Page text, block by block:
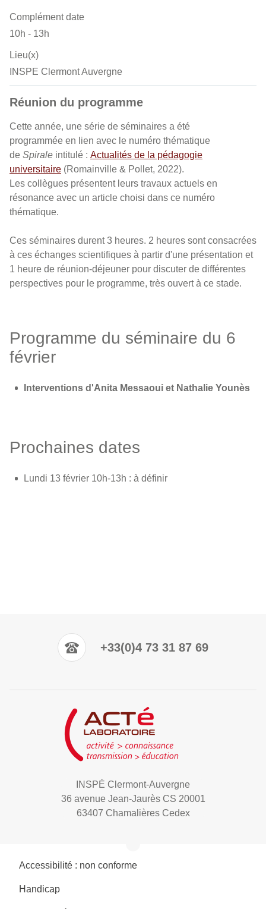
Complément date
10h - 13h
Lieu(x)
INSPE Clermont Auvergne
Réunion du programme
Cette année, une série de séminaires a été
programmée en lien avec le numéro thématique
de Spirale intitulé : Actualités de la pédagogie
universitaire (Romainville & Pollet, 2022).
Les collègues présentent leurs travaux actuels en
résonance avec un article choisi dans ce numéro
thématique.
Ces séminaires durent 3 heures. 2 heures sont consacrées
à ces échanges scientifiques à partir d'une présentation et
1 heure de réunion-déjeuner pour discuter de différentes
perspectives pour le programme, très ouvert à ce stade.
Programme du séminaire du 6
février
Interventions d'Anita Messaoui et Nathalie Younès
Prochaines dates
Lundi 13 février 10h-13h : à définir
+33(0)4 73 31 87 69
INSPÉ Clermont-Auvergne
36 avenue Jean-Jaurès CS 20001
63407 Chamalières Cedex
Accessibilité : non conforme
Handicap